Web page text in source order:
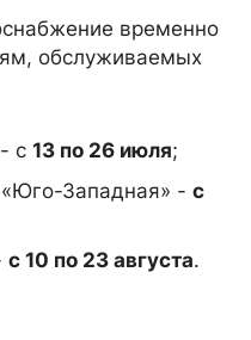
временно
обслуживаемых
с 13 по 26 июля;
«Юго-Западная» - с
с 10 по 23 августа.